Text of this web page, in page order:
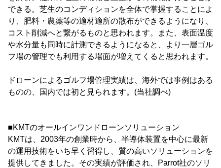
できる。芝生のコンディションを全体で掌握することによ
り、肥料・農薬等の適材適所の散布ができるようになり、
コスト削減へと繋がるものと思われます。また、表面温度
や水分量も同時に計測できるようになると、より一層ゴル
フ場の管理でも利用する場面が増えてくると思われます。
ドローンによるゴルフ場管理実績は、海外では事例はある
ものの、国内では初と見られます。(当社調べ)
■KMTのオールインワンドローンソリューション
KMTは、2003年の創業時から、半導体装置を中心に最新
の運用技術をいち早く習得し、質の高いソリューションを
提供してきました。その実績が評価され、Parrot社のソリ